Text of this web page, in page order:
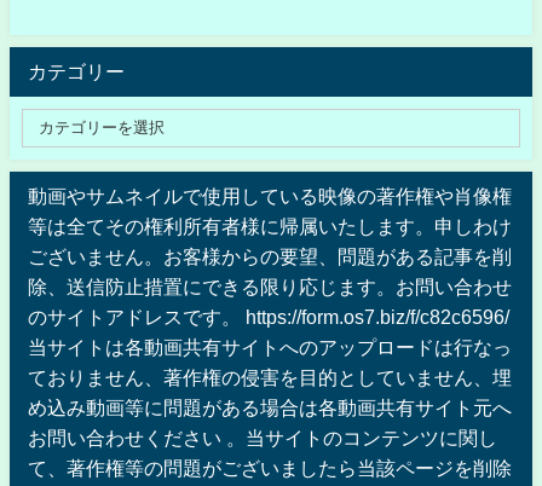
カテゴリー
動画やサムネイルで使用している映像の著作権や肖像権
等は全てその権利所有者様に帰属いたします。申しわけ
ございません。お客様からの要望、問題がある記事を削
除、送信防止措置にできる限り応じます。お問い合わせ
のサイトアドレスです。 https://form.os7.biz/f/c82c6596/
当サイトは各動画共有サイトへのアップロードは行なっ
ておりません、著作権の侵害を目的としていません、埋
め込み動画等に問題がある場合は各動画共有サイト元へ
お問い合わせください 。当サイトのコンテンツに関し
て、著作権等の問題がございましたら当該ページを削除